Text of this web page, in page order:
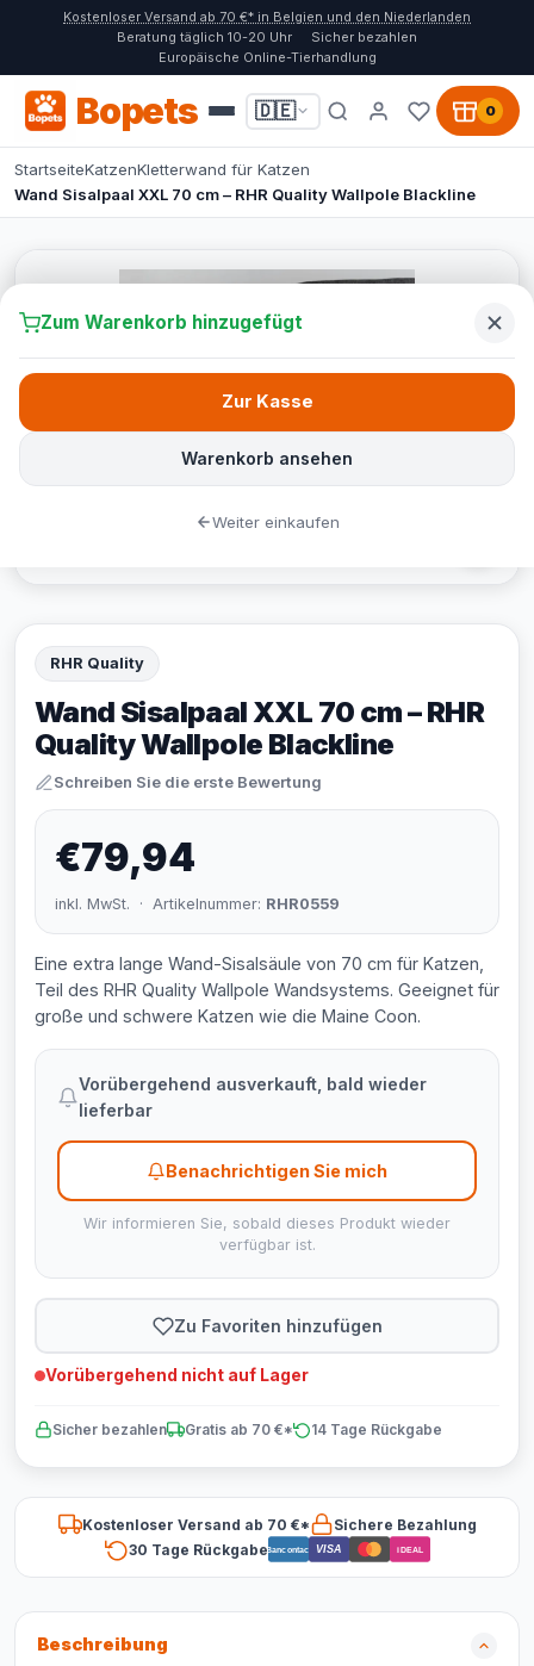
Kostenloser Versand ab 70 €* in Belgien und den Niederlanden
Beratung täglich 10-20 Uhr
Sicher bezahlen
Europäische Online-Tierhandlung
Bopets 🇩🇪 0
StartseiteKatzenKletterwand für Katzen
Wand Sisalpaal XXL 70 cm – RHR Quality Wallpole Blackline
RHR Quality
Wand Sisalpaal XXL 70 cm – RHR
Quality Wallpole Blackline
Schreiben Sie die erste Bewertung
€79,94
inkl. MwSt. · Artikelnummer: RHR0559
Eine extra lange Wand-Sisalsäule von 70 cm für Katzen,
Teil des RHR Quality Wallpole Wandsystems. Geeignet für
große und schwere Katzen wie die Maine Coon.
Vorübergehend ausverkauft, bald wieder
lieferbar
Benachrichtigen Sie mich
Wir informieren Sie, sobald dieses Produkt wieder
verfügbar ist.
Zu Favoriten hinzufügen
Vorübergehend nicht auf Lager
Sicher bezahlen Gratis ab 70 €* 14 Tage Rückgabe
Kostenloser Versand ab 70 €*
Sichere Bezahlung
30 Tage RückgabeBancontact VISA iDEAL
Beschreibung
Zum Warenkorb hinzugefügt
Warenkorb ansehen
Zur Kasse
Weiter einkaufen